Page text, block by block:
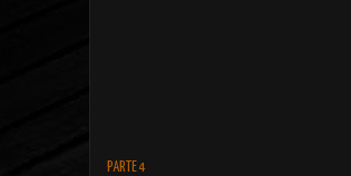
PARTE 4